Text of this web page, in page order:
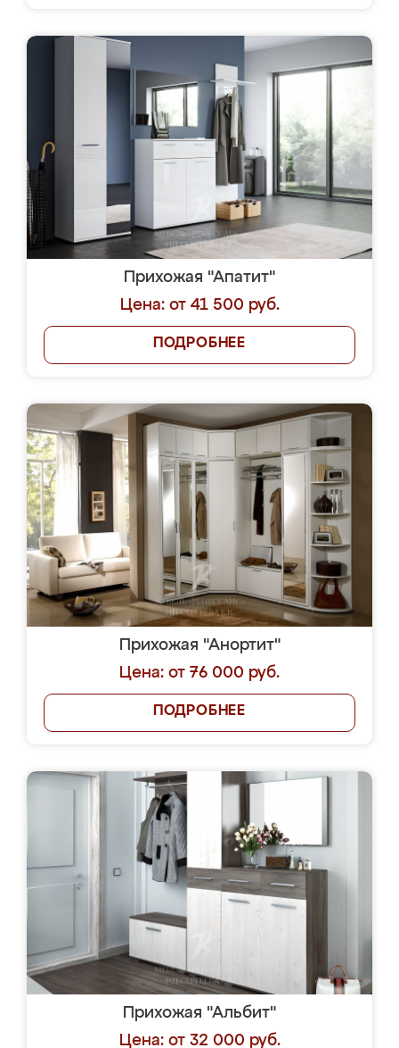
Прихожая "Апатит"
Цена: от 41 500 руб.
ПОДРОБНЕЕ
Прихожая "Анортит"
Цена: от 76 000 руб.
ПОДРОБНЕЕ
Прихожая "Альбит"
Цена: от 32 000 руб.